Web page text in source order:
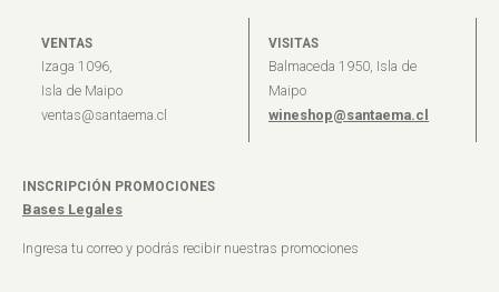
VENTAS
Izaga 1096,
Isla de Maipo
ventas@santaema.cl
VISITAS
Balmaceda 1950, Isla de
Maipo
wineshop@santaema.cl
INSCRIPCIÓN PROMOCIONES
Bases Legales
Ingresa tu correo y podrás recibir nuestras promociones